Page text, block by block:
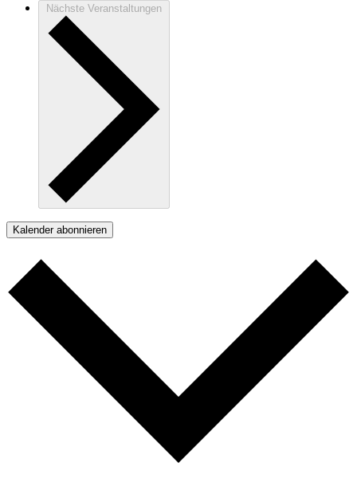
Nächste Veranstaltungen
Kalender abonnieren